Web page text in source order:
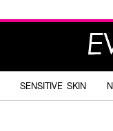
SENSITIVE SKIN